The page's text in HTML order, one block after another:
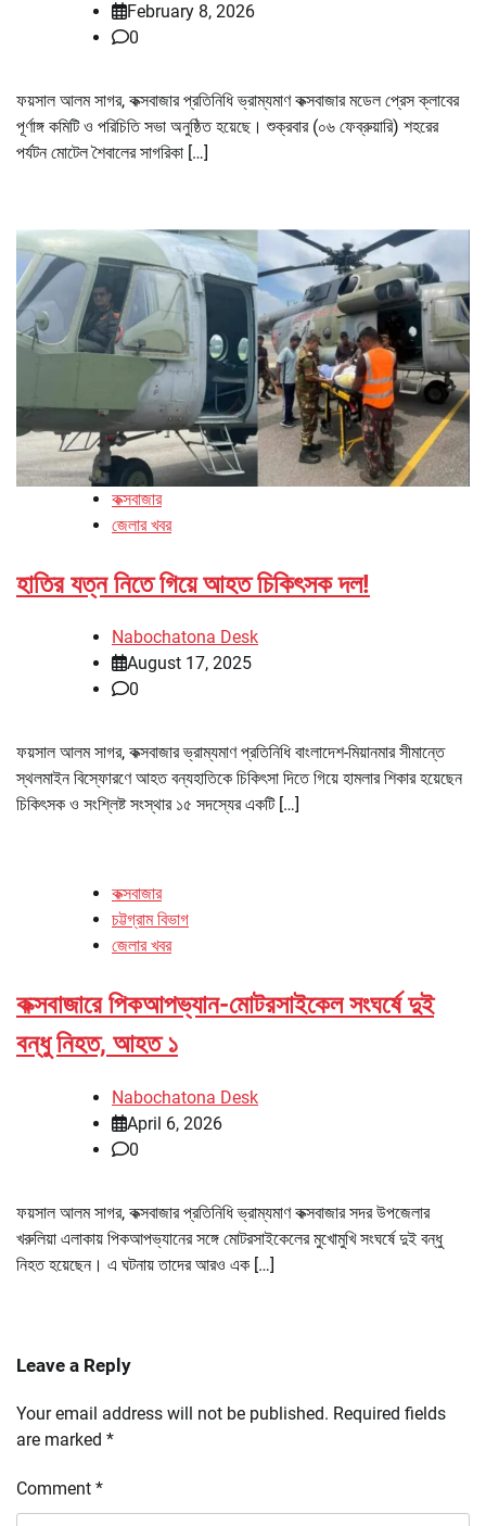
February 8, 2026
0
ফয়সাল আলম সাগর, কক্সবাজার প্রতিনিধি ভ্রাম্যমাণ কক্সবাজার মডেল প্রেস ক্লাবের
পূর্ণাঙ্গ কমিটি ও পরিচিতি সভা অনুষ্ঠিত হয়েছে। শুক্রবার (০৬ ফেব্রুয়ারি) শহরের
পর্যটন মোটেল শৈবালের সাগরিকা […]
কক্সবাজার
জেলার খবর
হাতির যত্ন নিতে গিয়ে আহত চিকিৎসক দল!
Nabochatona Desk
August 17, 2025
0
ফয়সাল আলম সাগর, কক্সবাজার ভ্রাম্যমাণ প্রতিনিধি বাংলাদেশ-মিয়ানমার সীমান্তে
স্থলমাইন বিস্ফোরণে আহত বন্যহাতিকে চিকিৎসা দিতে গিয়ে হামলার শিকার হয়েছেন
চিকিৎসক ও সংশ্লিষ্ট সংস্থার ১৫ সদস্যের একটি […]
কক্সবাজার
চট্টগ্রাম বিভাগ
জেলার খবর
কক্সবাজারে পিকআপভ্যান-মোটরসাইকেল সংঘর্ষে দুই
বন্ধু নিহত, আহত ১
Nabochatona Desk
April 6, 2026
0
ফয়সাল আলম সাগর, কক্সবাজার প্রতিনিধি ভ্রাম্যমাণ কক্সবাজার সদর উপজেলার
খরুলিয়া এলাকায় পিকআপভ্যানের সঙ্গে মোটরসাইকেলের মুখোমুখি সংঘর্ষে দুই বন্ধু
নিহত হয়েছেন। এ ঘটনায় তাদের আরও এক […]
Leave a Reply
Your email address will not be published. Required fields
are marked *
Comment *